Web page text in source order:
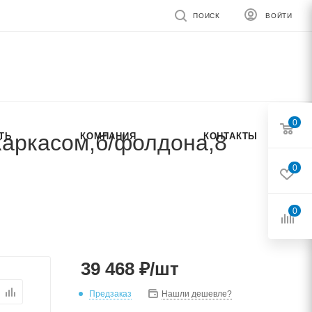
ВОЙТИ
ПОИСК
КОМПАНИЯ КОНТАКТЫ
фолдона,8
39 468 ₽/шт
Предзаказ Нашли дешевле?
0
0
0